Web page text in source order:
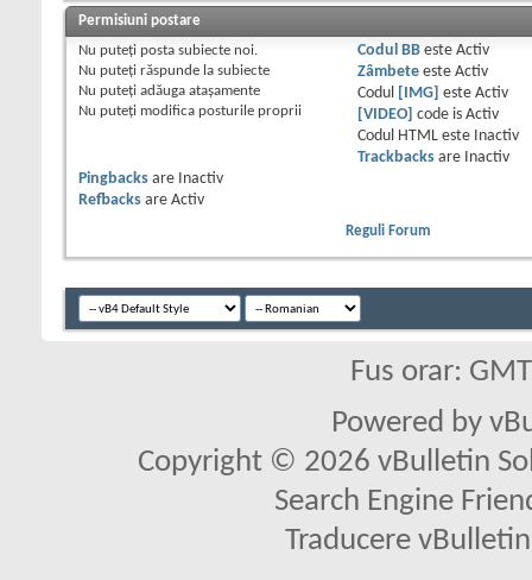
Permisiuni postare
Nu puteţi posta subiecte noi.
Nu puteţi răspunde la subiecte
Nu puteţi adăuga ataşamente
Nu puteţi modifica posturile proprii
Codul BBeste Activ
Zâmbeteeste Activ
Codul
[IMG] este Activ
[VIDEO] code is Activ
Codul HTML este
Inactiv
Trackbacksare
Inactiv
Pingbacks are
Inactiv
Refbacks are Activ
Reguli Forum
Fus orar:
Powered by
Copyright © 2026 vBulletin
Search Engine
Traducere